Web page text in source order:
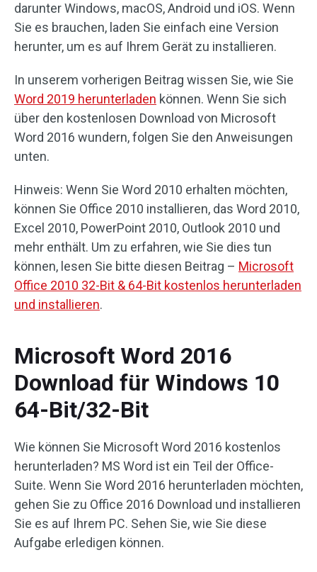
darunter Windows, macOS, Android und iOS. Wenn
Sie es brauchen, laden Sie einfach eine Version
herunter, um es auf Ihrem Gerät zu installieren.
In unserem vorherigen Beitrag wissen Sie, wie Sie
Word 2019 herunterladen können. Wenn Sie sich
über den kostenlosen Download von Microsoft
Word 2016 wundern, folgen Sie den Anweisungen
unten.
Hinweis: Wenn Sie Word 2010 erhalten möchten,
können Sie Office 2010 installieren, das Word 2010,
Excel 2010, PowerPoint 2010, Outlook 2010 und
mehr enthält. Um zu erfahren, wie Sie dies tun
können, lesen Sie bitte diesen Beitrag – Microsoft
Office 2010 32-Bit & 64-Bit kostenlos herunterladen
und installieren.
Microsoft Word 2016
Download für Windows 10
64-Bit/32-Bit
Wie können Sie Microsoft Word 2016 kostenlos
herunterladen? MS Word ist ein Teil der Office-
Suite. Wenn Sie Word 2016 herunterladen möchten,
gehen Sie zu Office 2016 Download und installieren
Sie es auf Ihrem PC. Sehen Sie, wie Sie diese
Aufgabe erledigen können.